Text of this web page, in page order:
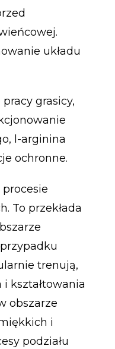
układu
grasicy,
l-arginina
ochronne.
procesie
To przekłada
trenują,
kształtowania
obszarze
i
podziału